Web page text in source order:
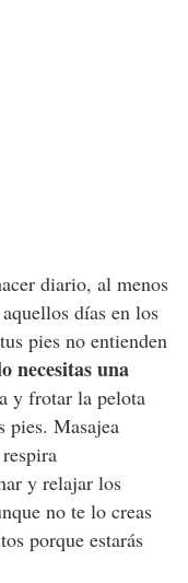
diario, al menos
días en los
pies no entienden
necesitas una
y frotar la pelota
pies. Masajea
y relajar los
no te lo creas
porque estarás